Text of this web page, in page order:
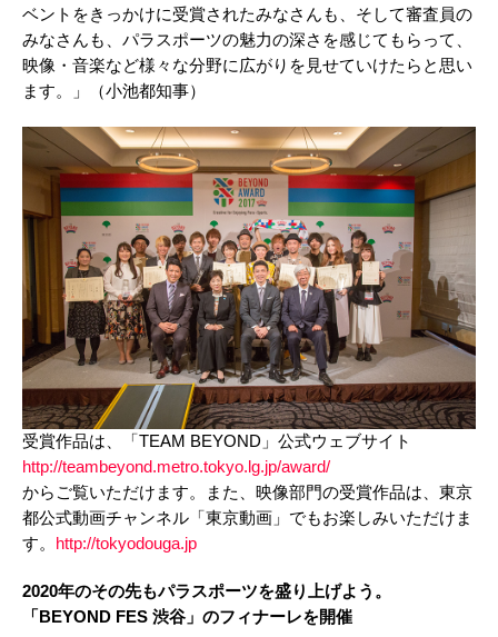
ベントをきっかけに受賞されたみなさんも、そして審査員の
みなさんも、パラスポーツの魅力の深さを感じてもらって、
映像・音楽など様々な分野に広がりを見せていけたらと思い
ます。」（小池都知事）
受賞作品は、「TEAM BEYOND」公式ウェブサイト
http://teambeyond.metro.tokyo.lg.jp/award/
からご覧いただけます。また、映像部門の受賞作品は、東京
都公式動画チャンネル「東京動画」でもお楽しみいただけま
す。
http://tokyodouga.jp
2020年のその先もパラスポーツを盛り上げよう。
「BEYOND FES 渋谷」のフィナーレを開催